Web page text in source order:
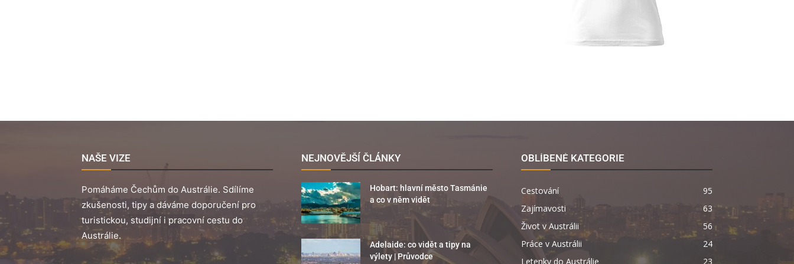
NAŠE VIZE
Pomáháme Čechům do Austrálie. Sdílíme
zkušenosti, tipy a dáváme doporučení pro
turistickou, studijní i pracovní cestu do
Austrálie.
NEJNOVĚJŠÍ ČLÁNKY
Hobart: hlavní město Tasmánie
a co v něm vidět
Adelaide: co vidět a tipy na
výlety | Průvodce
OBLÍBENÉ KATEGORIE
Cestování
95
Zajímavosti
63
Život v Austrálii
56
Práce v Austrálii
24
Letenky do Austrálie
23